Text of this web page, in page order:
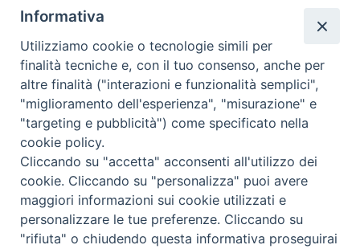
SCRIVICI
La Difesa srl - P.iva 05125420280
La Difesa del Popolo percepisce i contributi pubblici all'editoria.
La Difesa del Popolo, tramite la Fisc (Federazione Italiana Settimanali Cattolici)
ha aderito allo IAP (Istituto dell'Autodisciplina Pubblicitaria) accettando il Codice
di Autodisciplina della Comunicazione Commerciale.
La Difesa del Popolo è una testata registrata presso il Tribunale di Padova
decreto del 15 giugno 1950 al n. 37 del registro periodici.
Informativa
Utilizziamo cookie o tecnologie simili per
finalità tecniche e, con il tuo consenso, anche per
altre finalità ("interazioni e funzionalità semplici",
"miglioramento dell'esperienza", "misurazione" e
"targeting e pubblicità") come specificato nella
cookie policy.
Cliccando su "accetta" acconsenti all'utilizzo dei
cookie. Cliccando su "personalizza" puoi avere
maggiori informazioni sui cookie utilizzati e
personalizzare le tue preferenze. Cliccando su
"rifiuta" o chiudendo questa informativa proseguirai